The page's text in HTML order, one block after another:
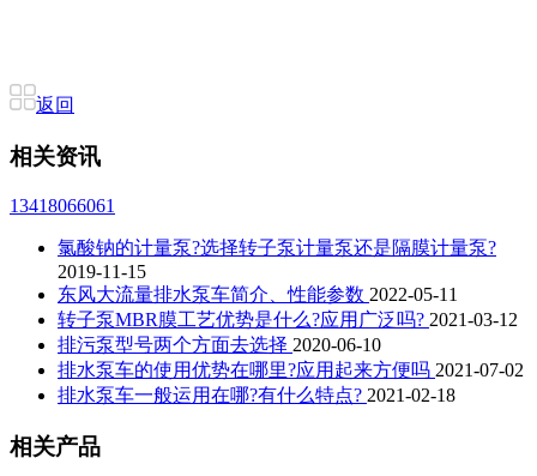
返回
相关资讯
13418066061
氯酸钠的计量泵?选择转子泵计量泵还是隔膜计量泵?
2019-11-15
东风大流量排水泵车简介、性能参数 2022-05-11
转子泵MBR膜工艺优势是什么?应用广泛吗? 2021-03-12
排污泵型号两个方面去选择 2020-06-10
排水泵车的使用优势在哪里?应用起来方便吗 2021-07-02
排水泵车一般运用在哪?有什么特点? 2021-02-18
相关产品